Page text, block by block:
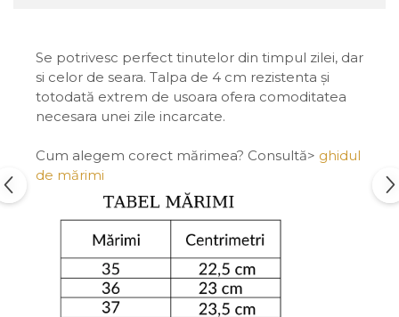
Se potrivesc perfect tinutelor din timpul zilei, dar
si celor de seara. Talpa de 4 cm rezistenta și
totodată extrem de usoara ofera comoditatea
necesara unei zile incarcate.
Cum alegem corect mărimea? Consultă> ghidul
de mărimi